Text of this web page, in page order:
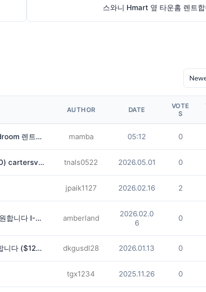
스와니 Hmart 옆 타운홈 렌트
AUTHOR DATE
VOTE
S
메 | $920/mo mamba 05:12 0
카터스빌 룸메구합니다! (6월부터/$900) cartersville tnals0522 2026.05.01 0
jpaik1127 2026.02.16 2
깨끗한 타운하우스 에서 여성 룸메이트 원합니다 I-85, exit 104 프레젠힐 지역 amberland
2026.02.0
6
0
조지아텍 도보 3분 타운홈 룸메이트 구합니다 ($1200/단기 가능) dkgusdl28 2026.01.13 0
tgx1234 2025.11.26 0